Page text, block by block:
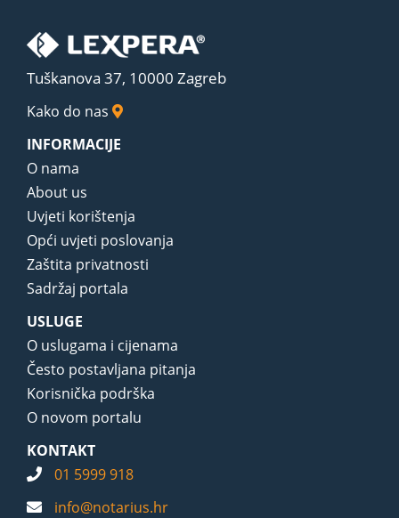
Tuškanova 37, 10000 Zagreb
Kako do nas
INFORMACIJE
O nama
About us
Uvjeti korištenja
Opći uvjeti poslovanja
Zaštita privatnosti
Sadržaj portala
USLUGE
O uslugama i cijenama
Često postavljana pitanja
Korisnička podrška
O novom portalu
KONTAKT
01 5999 918
info@notarius.hr